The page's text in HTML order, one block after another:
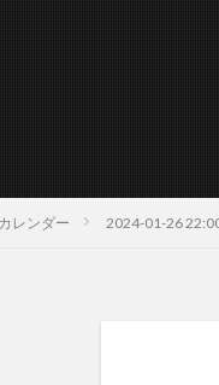
カレンダー 2024-01-26